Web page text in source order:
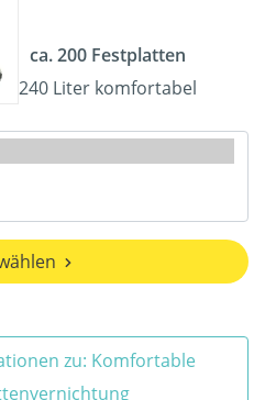
ca. 200 Festplatten
240 Liter komfortabel
zu: Komfortable